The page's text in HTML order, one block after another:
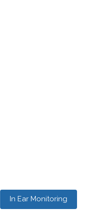
In Ear Monitoring